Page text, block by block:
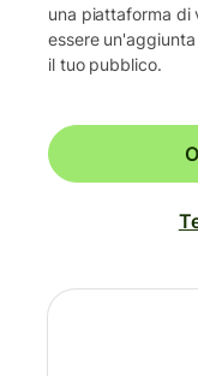
una piattaforma di
essere
il tuo pubblico.